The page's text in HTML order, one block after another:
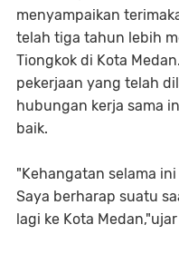
menyampaikan
telah tiga tahun lebih
Tiongkok di Kota
pekerjaan yang telah
hubungan kerja sama
baik.
"Kehangatan selama
Saya berharap suatu
lagi ke Kota Medan,"ujar